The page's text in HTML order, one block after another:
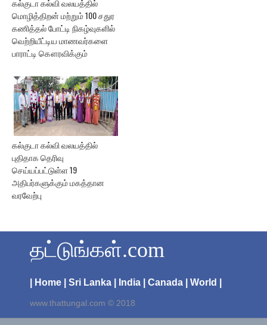
கல்குடா கல்வி வலயத்தில்
மொழித்திறன் மற்றும் 100 சதுர
கணித்தல் போட்டி நிகழ்வுகளில்
வெற்றியீட்டிய மாணவர்களை
பாராட்டி கௌரவிக்கும்
கல்குடா கல்வி வலயத்தில்
புதிதாக தெரிவு
செய்யப்பட்டுள்ள 19
அதிபர்களுக்கும் மகத்தான
வரவேற்பு
தட்டுங்கள்.com
| Home | Sri Lanka | India | Canada | World |
www.thattungal.com © 2018